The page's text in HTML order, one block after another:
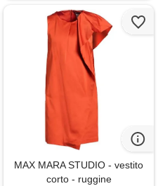
MAX MARA STUDIO - vestito
corto - ruggine